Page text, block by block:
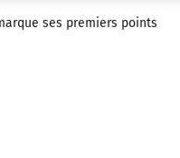
ses premiers points